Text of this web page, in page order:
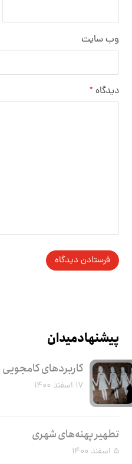
وب‌ سایت
دیدگاه *
پیشنهاد میدان
کاربرد‌های کامجویی
۱۷ اسفند ۱۴۰۰
تطهیر پهنه‌های شهری
۵ اسفند ۱۴۰۰